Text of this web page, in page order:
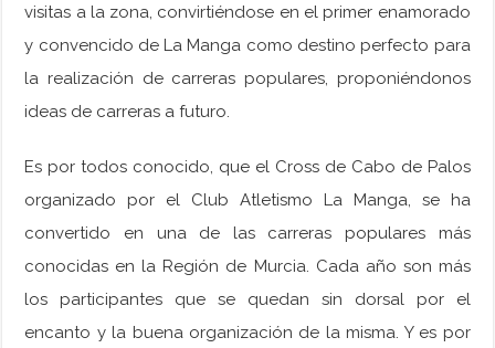
visitas a la zona, convirtiéndose en el primer enamorado
y convencido de La Manga como destino perfecto para
la realización de carreras populares, proponiéndonos
ideas de carreras a futuro.
Es por todos conocido, que el Cross de Cabo de Palos
organizado por el Club Atletismo La Manga, se ha
convertido en una de las carreras populares más
conocidas en la Región de Murcia. Cada año son más
los participantes que se quedan sin dorsal por el
encanto y la buena organización de la misma. Y es por